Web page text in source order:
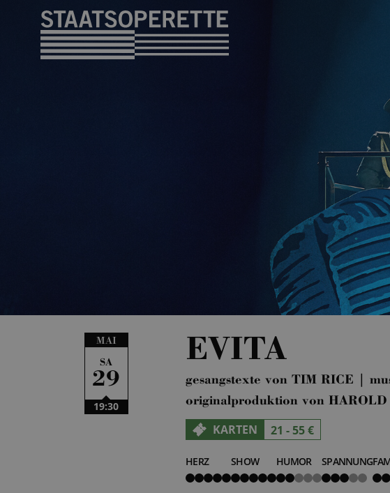
MAI
SA
29
19:30
EVITA
gesangstexte von TIM RICE |
originalproduktion von
KARTEN 21 - 55 €
HERZ
5
von
SHOW
5
von
HUMOR
2
von
SPANNUNG
3
von
4